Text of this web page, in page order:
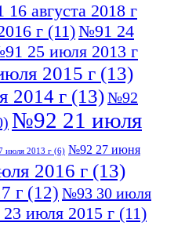
августа 2018 г
г (11)№91 24
25 июля 2013 г
2015 г (13)
2014 г (13)№92
№92 21 июля
июля 2013 г (6) №92 27 июня
2016 г (13)
г (12) №93 30 июля
июля 2015 г (11)